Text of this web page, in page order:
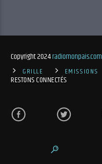
Copyright 2024radiomonpais.com
GRILLE EMISSIONS
RESTONS CONNECTÉS